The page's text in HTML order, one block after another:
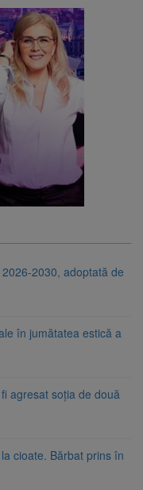
2030, adoptată de
în jumătatea estică a
agresat soția de două
cioate. Bărbat prins în